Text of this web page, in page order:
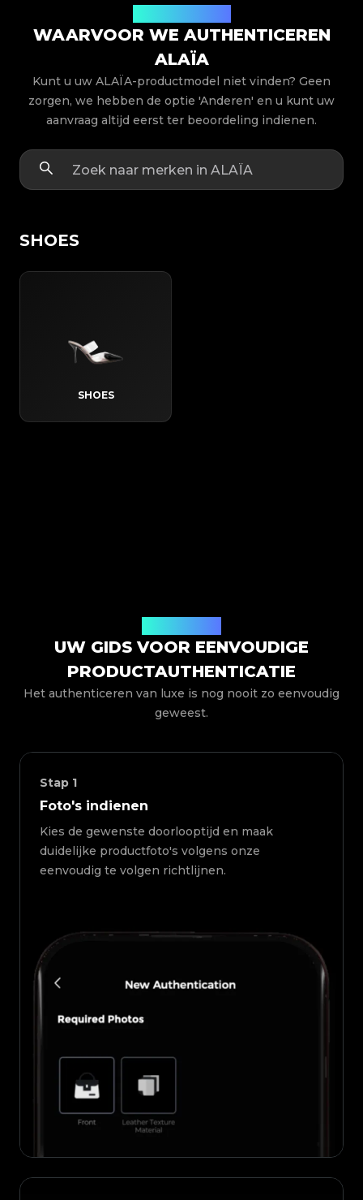
WAARVOOR WE AUTHENTICEREN
ALAÏA
Kunt u uw ALAÏA-productmodel niet vinden? Geen
zorgen, we hebben de optie 'Anderen' en u kunt uw
aanvraag altijd eerst ter beoordeling indienen.
SHOES
SHOES
UW GIDS VOOR EENVOUDIGE
PRODUCTAUTHENTICATIE
Het authenticeren van luxe is nog nooit zo eenvoudig
geweest.
Stap 1
Foto's indienen
Kies de gewenste doorlooptijd en maak
duidelijke productfoto's volgens onze
eenvoudig te volgen richtlijnen.